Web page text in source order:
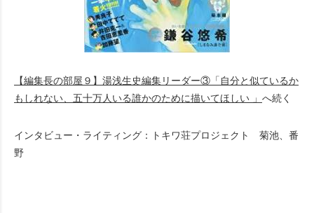
【編集長の部屋９】湯浅生史編集リーダー③「自分と似ているか
もしれない、五十万人いる誰かのために描いてほしい 」 へ続く
インタビュー・ライティング：トキワ荘プロジェクト 菊池、番
野